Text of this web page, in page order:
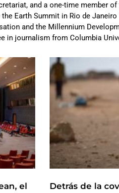
and a one-time member
Earth Summit in Rio de
and the Millennium
in journalism from Columbia
el
Detrás de la